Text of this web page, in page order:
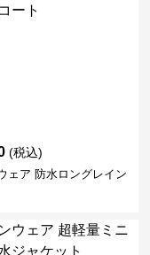
(税込)
ェア 防水ロングレイン